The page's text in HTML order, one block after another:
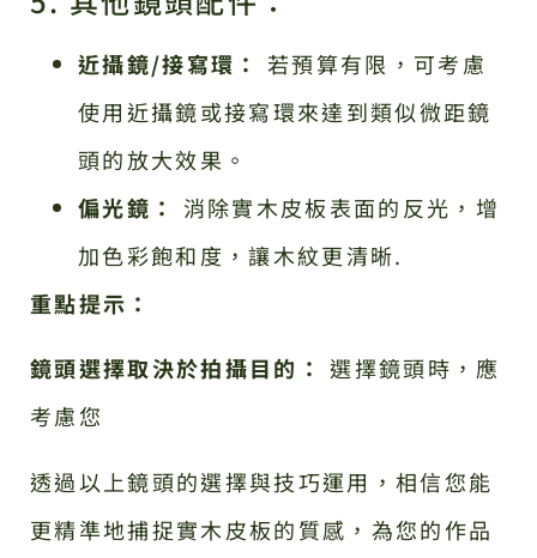
近攝鏡/接寫環：
若預算有限，可考慮
使用近攝鏡或接寫環來達到類似微距鏡
頭的放大效果。
偏光鏡：
消除實木皮板表面的反光，增
加色彩飽和度，讓木紋更清晰.
重點提示：
鏡頭選擇取決於拍攝目的： 選擇鏡頭時，應
考慮您
透過以上鏡頭的選擇與技巧運用，相信您能
更精準地捕捉實木皮板的質感，為您的作品